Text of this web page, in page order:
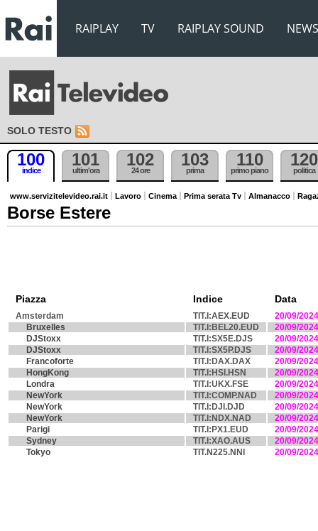
RAIPLAY TV RAIPLAY SOUND NEWS
SOLO TESTO
100
indice
101
ultim'ora
102
24 ore
103
prima
110
primo piano
120
politica
www.servizitelevideo.rai.it Lavoro Cinema Prima serata Tv Almanacco
Borse Estere
Piazza Indice Data
Amsterdam TIT.I:AEX.EUD
20/09/2024
Bruxelles
TIT.I:BEL20.EUD
20/09/2024
DJStoxx
TIT.I:SX5E.DJS
20/09/2024
DJStoxx
TIT.I:SX5P.DJS
20/09/2024
Francoforte
TIT.I:DAX.DAX
20/09/2024
HongKong
TIT.I:HSI.HSN
20/09/2024
Londra
TIT.I:UKX.FSE
20/09/2024
NewYork
TIT.I:COMP.NAD
20/09/2024
NewYork
TIT.I:DJI.DJD
20/09/2024
NewYork
TIT.I:NDX.NAD
20/09/2024
Parigi
TIT.I:PX1.EUD
20/09/2024
Sydney
TIT.I:XAO.AUS
20/09/2024
Tokyo
TIT.N225.NNI 20/09/2024